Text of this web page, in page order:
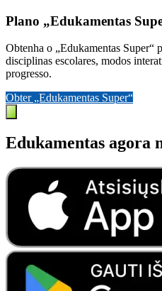
Plano „Edukamentas
Obtenha o „Edukamentas Super“
disciplinas escolares, modos
progresso.
Obter „Edukamentas Super“
Edukamentas agora